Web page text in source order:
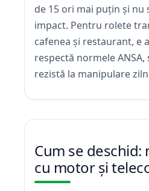
de 15 ori mai puțin și nu
impact. Pentru rolete
cafenea și restaurant, e
respectă normele
rezistă la manipulare
Cum se deschid:
cu motor și